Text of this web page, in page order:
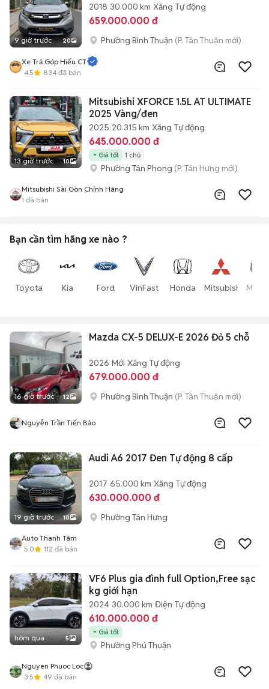
9 giờ trước 20
2018 30.000 km Xăng Tự động
659.000.000 đ
Phường Bình Thuận (P. Tân Thuận mới)
Xe Trả Góp Hiếu CT
4.5
834 đã bán
13 giờ trước 10
Mitsubishi XFORCE 1.5L AT ULTIMATE
2025 Vàng/đen
2025 20.315 km Xăng Tự động
645.000.000 đ
Giá tốt 1 chủ
Phường Tân Phong (P. Tân Hưng mới)
Mitsubishi Sài Gòn Chính Hãng
1 đã bán
Bạn cần tìm hãng xe nào ?
Toyota Kia Ford VinFast Honda Mitsubishi
16 giờ trước 12
Mazda CX-5 DELUX-E 2026 Đỏ 5 chỗ
2026 Mới Xăng Tự động
679.000.000 đ
Phường Bình Thuận (P. Tân Thuận mới)
Nguyễn Trần Tiến Bảo
19 giờ trước 10
Audi A6 2017 Đen Tự động 8 cấp
2017 65.000 km Xăng Tự động
630.000.000 đ
Phường Tân Hưng
Auto Thanh Tâm
5.0
112 đã bán
hôm qua 5
VF6 Plus gia đình full Option,Free sạc
kg giới hạn
2024 30.000 km Điện Tự động
610.000.000 đ
Giá tốt
Phường Phú Thuận
Nguyen Phuoc Loc
3.5
49 đã bán